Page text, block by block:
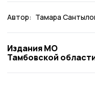
Автор: Тамара
Издания МО
Тамбовской